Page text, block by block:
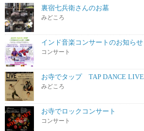
裏宿七兵衛さんのお墓
みどころ
インド音楽コンサートのお知らせ
コンサート
お寺でタップ TAP DANCE LIVE
みどころ
お寺でロックコンサート
コンサート